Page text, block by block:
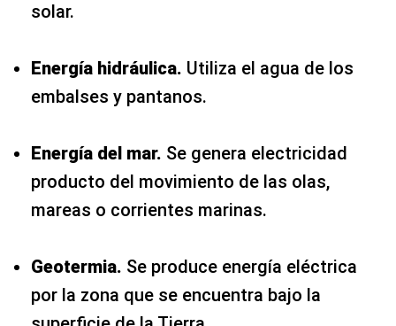
solar.
Energía hidráulica. Utiliza el agua de los
embalses y pantanos.
Energía del mar. Se genera electricidad
producto del movimiento de las olas,
mareas o corrientes marinas.
Geotermia. Se produce energía eléctrica
por la zona que se encuentra bajo la